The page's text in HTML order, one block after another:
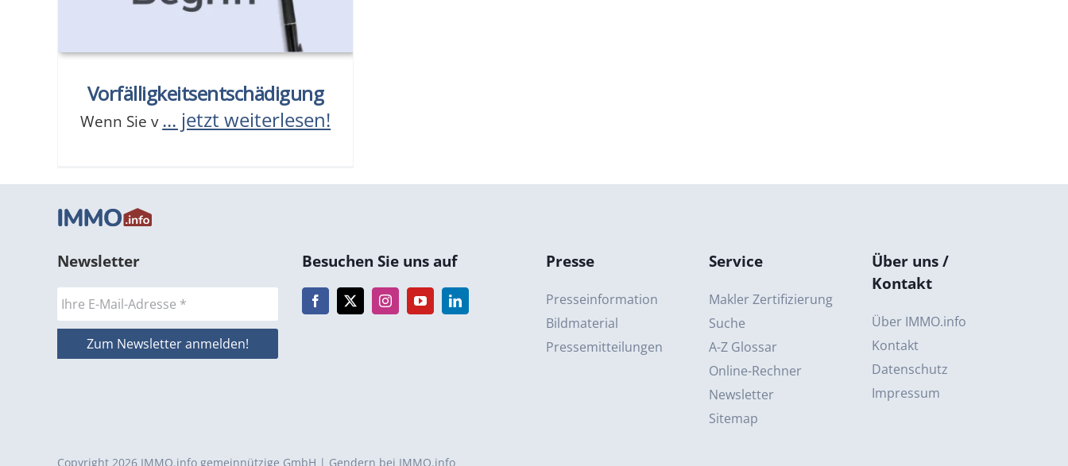
Vorfälligkeitsentschädigung
Wenn Sie v... jetzt weiterlesen!
Newsletter Besuchen Sie uns auf Presse
Presseinformation
Bildmaterial
Pressemitteilungen
Service
Makler Zertifizierung
Suche
A-Z Glossar
Online-Rechner
Newsletter
Sitemap
Über uns /
Kontakt
Über IMMO.info
Kontakt
Datenschutz
Impressum
Copyright 2026 IMMO.info gemeinnützige GmbH | Gendern bei IMMO.info